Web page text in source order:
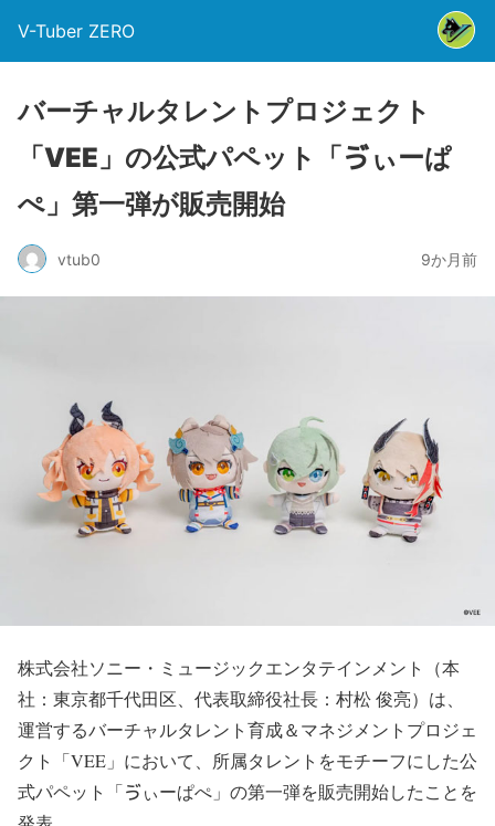
V-Tuber ZERO
バーチャルタレントプロジェクト
「VEE」の公式パペット「ゔぃーぱ
ぺ」第一弾が販売開始
vtub0 9か月前
株式会社ソニー・ミュージックエンタテインメント（本
社：東京都千代田区、代表取締役社長：村松 俊亮）は、
運営するバーチャルタレント育成＆マネジメントプロジェ
クト「VEE」において、所属タレントをモチーフにした公
式パペット「ゔぃーぱぺ」の第一弾を販売開始したことを